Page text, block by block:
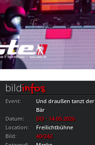
bildinfos
Event:
Und draußen tanzt der
Bär
Datum:
DO · 14.05.2026
Location:
Freilichtbühne
Bild:
40/242